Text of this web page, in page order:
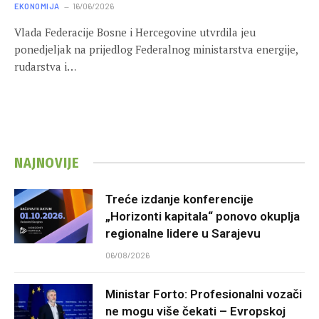
EKONOMIJA 16/06/2026
Vlada Federacije Bosne i Hercegovine utvrdila jeu
ponedjeljak na prijedlog Federalnog ministarstva energije,
rudarstva i…
NAJNOVIJE
Treće izdanje konferencije
„Horizonti kapitala“ ponovo okuplja
regionalne lidere u Sarajevu
06/08/2026
Ministar Forto: Profesionalni vozači
ne mogu više čekati – Evropskoj